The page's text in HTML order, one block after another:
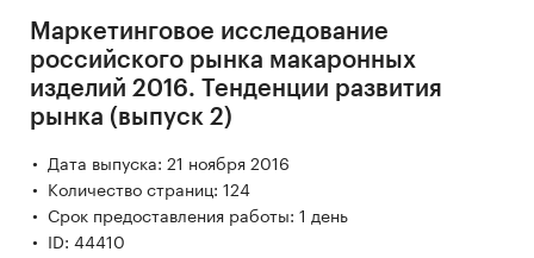
Маркетинговое исследование
российского рынка макаронных
изделий 2016. Тенденции развития
рынка (выпуск 2)
Дата выпуска: 21 ноября 2016
Количество страниц: 124
Срок предоставления работы: 1 день
ID: 44410